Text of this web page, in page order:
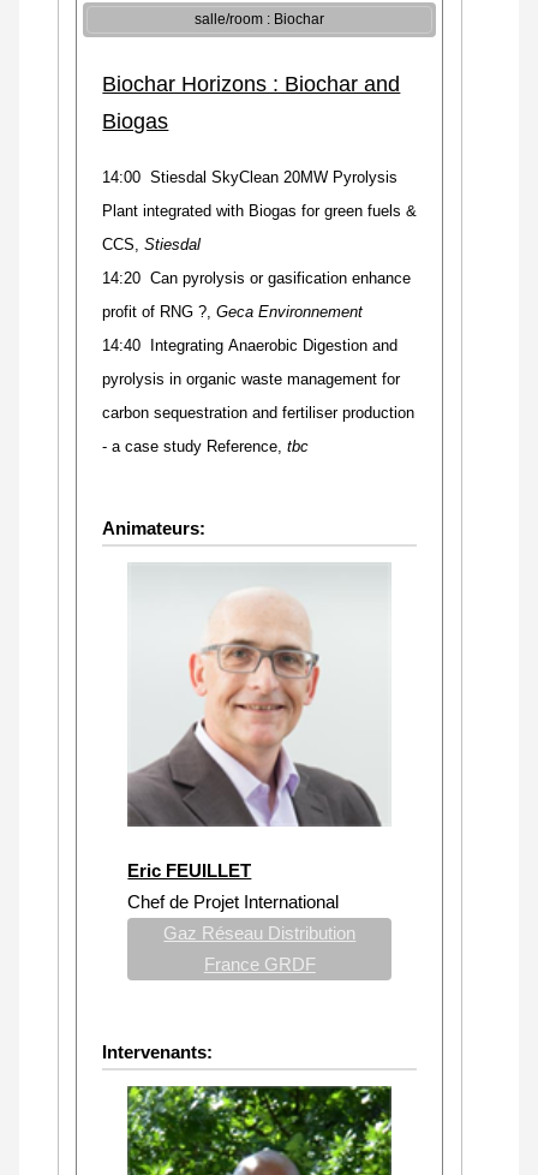
salle/room : Biochar
Biochar Horizons : Biochar and
Biogas
14:00Stiesdal SkyClean 20MW Pyrolysis
Plant integrated with Biogas for green fuels &
CCS ,Stiesdal
14:20 Can pyrolysis or gasification enhance
profit of RNG ?,Geca Environnement
14:40 Integrating Anaerobic Digestion and
pyrolysis in organic waste management for
carbon sequestration and fertiliser production
- a case study Reference,tbc
Animateurs:
Eric FEUILLET
Chef de Projet International
Gaz Réseau Distribution
France GRDF
Intervenants: